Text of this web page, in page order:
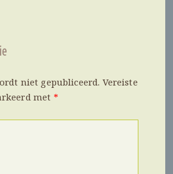
niet gepubliceerd. Vereiste
met *